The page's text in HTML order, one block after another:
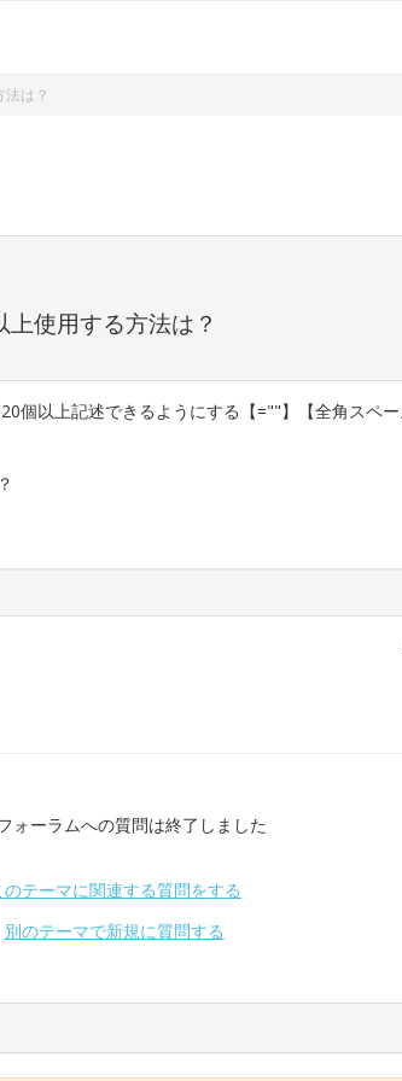
は？
使用する方法は？
個以上記述できるようにする【=""】【全角スペ
ォーラムへの質問は終了しました
のテーマに関連する質問をする
別のテーマで新規に質問する